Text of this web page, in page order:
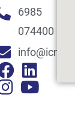
6985
074400